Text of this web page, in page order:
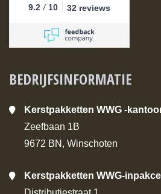
9.2 / 10 32 reviews
BEDRIJFSINFORMATIE
Kerstpakketten WWG -
Zeefbaan 1B
9672 BN, Winschoten
Kerstpakketten WWG-